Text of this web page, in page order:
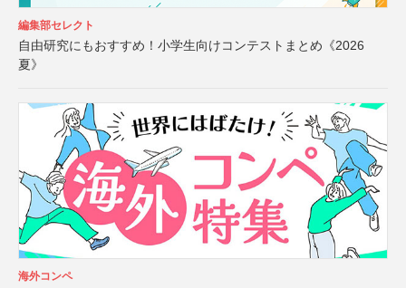
編集部セレクト
自由研究にもおすすめ！小学生向けコンテストまとめ《2026
夏》
海外コンペ